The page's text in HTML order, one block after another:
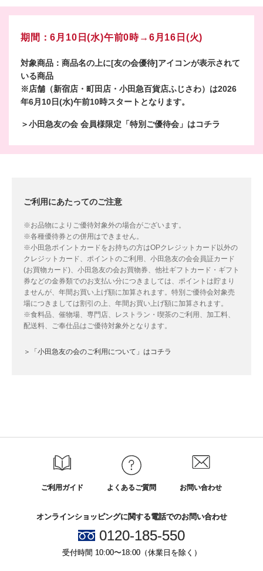
期間：6月10日(水)午前0時→6月16日(火)
対象商品：商品名の上に[友の会優待]アイコンが表示されて
いる商品
※店舗（新宿店・町田店・小田急百貨店ふじさわ）は2026
年6月10日(水)午前10時スタートとなります。
＞小田急友の会 会員様限定「特別ご優待会」はコチラ
ご利用にあたってのご注意
※お品物によりご優待対象外の場合がございます。
※各種優待券との併用はできません。
※小田急ポイントカードをお持ちの方はOPクレジットカード以外の
クレジットカード、ポイントのご利用、小田急友の会会員証カード
(お買物カード)、小田急友の会お買物券、他社ギフトカード・ギフト
券などの金券類でのお支払い分につきましては、ポイントは貯まり
ませんが、年間お買い上げ額に加算されます。特別ご優待会対象売
場につきましては割引の上、年間お買い上げ額に加算されます。
※食料品、催物場、専門店、レストラン・喫茶のご利用、加工料、
配送料、ご奉仕品はご優待対象外となります。
＞「小田急友の会のご利用について」はコチラ
ご利用ガイド よくあるご質問 お問い合わせ
オンラインショッピングに関する電話でのお問い合わせ
0120-185-550
受付時間 10:00〜18:00（休業日を除く）